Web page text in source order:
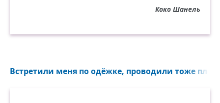
Коко Шанель
Встретили меня по одёжке, проводили тоже